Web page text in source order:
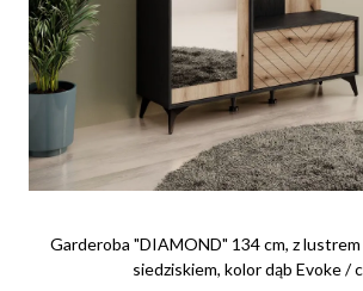
Garderoba "DIAMOND" 134 cm, z
siedziskiem, kolor dąb Evoke /